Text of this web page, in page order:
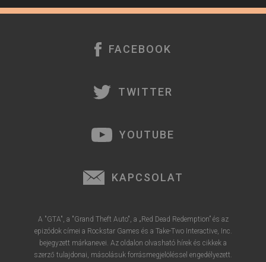
FACEBOOK
TWITTER
YOUTUBE
KAPCSOLAT
A "GTA", a "Grand Theft Auto", a „Red Dead Redemption” és az
epizódok címei a Rockstar Games és a Take-Two Interactive, Inc.
bejegyzett márkanevei. Az oldalon olvasható hírek és cikkek a
szerző tulajdonai, másolásuk forrásmegjelöléssel engedélyezett.